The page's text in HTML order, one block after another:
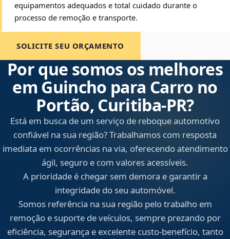
equipamentos adequados e total cuidado durante o
processo de remoção e transporte.
SOLICITE SEU ORÇAMENTO
Por que somos os melhores
em Guincho para Carro no
Portão, Curitiba‑PR?
Está em busca de um serviço de reboque automotivo
confiável na sua região? Trabalhamos com resposta
imediata em ocorrências na via, oferecendo atendimento
ágil, seguro e com valores acessíveis.
A prioridade é chegar sem demora e garantir a
integridade do seu automóvel.
Somos referência na sua região pelo trabalho em
remoção e suporte de veículos, sempre prezando por
eficiência, segurança e excelente custo-benefício, tanto